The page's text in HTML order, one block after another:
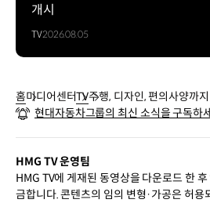
개시
TV2026.08.05
홈미디어센터TV주행, 디자인, 편의사양까
출시 | 현대자동차
현대자동차그룹의 최신 소식을 구독하
HMG TV 운영팀
HMG TV에 게재된 동영상을 다운로드 한
금합니다. 콘텐츠의 임의 변형·가공은 허용